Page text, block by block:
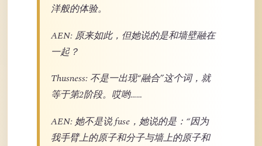
洋般的体验。
AEN: 原来如此，但她说的是和墙壁融在
一起？
Thusness: 不是一出现“融合”这个词，就
等于第2阶段。哎哟……
AEN: 她不是说 fuse，她说的是：“因为
我手臂上的原子和分子与墙上的原子和